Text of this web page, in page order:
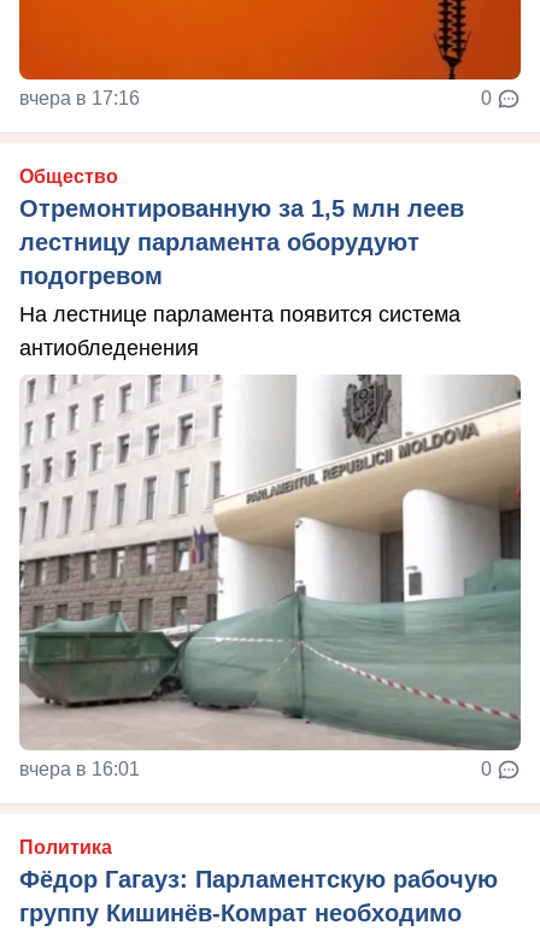
вчера в 17:16 0
Общество
Отремонтированную за 1,5 млн леев
лестницу парламента оборудуют
подогревом
На лестнице парламента появится система
антиобледенения
вчера в 16:01 0
Политика
Фёдор Гагауз: Парламентскую рабочую
группу Кишинёв-Комрат необходимо